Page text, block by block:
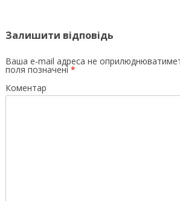
Залишити відповідь
Ваша e-mail адреса не
поля позначені *
Коментар